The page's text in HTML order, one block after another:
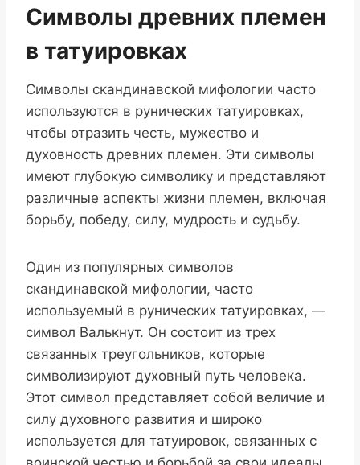
Символы древних племен
в татуировках
Символы скандинавской мифологии часто
используются в рунических татуировках,
чтобы отразить честь, мужество и
духовность древних племен. Эти символы
имеют глубокую символику и представляют
различные аспекты жизни племен, включая
борьбу, победу, силу, мудрость и судьбу.
Один из популярных символов
скандинавской мифологии, часто
используемый в рунических татуировках, —
символ Валькнут. Он состоит из трех
связанных треугольников, которые
символизируют духовный путь человека.
Этот символ представляет собой величие и
силу духовного развития и широко
используется для татуировок, связанных с